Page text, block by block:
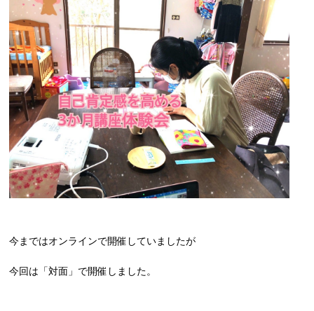
今まではオンラインで開催していましたが
今回は「対面」で開催しました。